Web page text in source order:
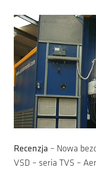
Recenzja – Nowa
VSD – seria TVS –